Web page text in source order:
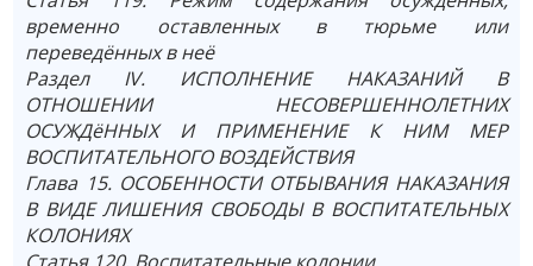
временно оставленных в тюрьме или
переведённых в неё
Раздел IV. ИСПОЛНЕНИЕ НАКАЗАНИЙ В
ОТНОШЕНИИ НЕСОВЕРШЕННОЛЕТНИХ
ОСУЖДёННЫХ И ПРИМЕНЕНИЕ К НИМ МЕР
ВОСПИТАТЕЛЬНОГО ВОЗДЕЙСТВИЯ
Глава 15. ОСОБЕННОСТИ ОТБЫВАНИЯ НАКАЗАНИЯ
В ВИДЕ ЛИШЕНИЯ СВОБОДЫ В ВОСПИТАТЕЛЬНЫХ
КОЛОНИЯХ